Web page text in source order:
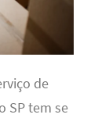
de
SP tem se